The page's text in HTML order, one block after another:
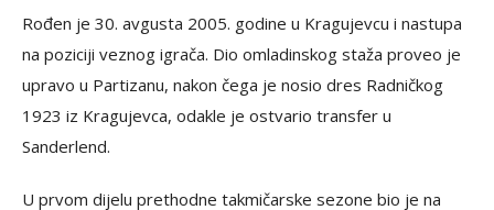
Rođen je 30. avgusta 2005. godine u Kragujevcu i nastupa
na poziciji veznog igrača. Dio omladinskog staža proveo je
upravo u Partizanu, nakon čega je nosio dres Radničkog
1923 iz Kragujevca, odakle je ostvario transfer u
Sanderlend.
U prvom dijelu prethodne takmičarske sezone bio je na